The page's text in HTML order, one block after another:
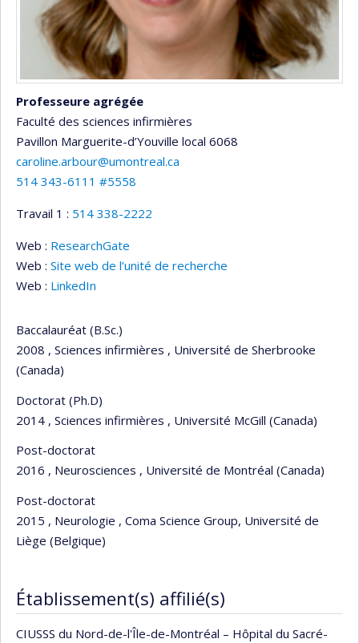
Professeure agrégée
Faculté des sciences infirmières
Pavillon Marguerite-d’Youville local 6068
caroline.arbour@umontreal.ca
514 343-6111 #5558
Travail 1 : 514 338-2222
Web : ResearchGate
Web : Site web de l’unité de recherche
Web : LinkedIn
Baccalauréat (B.Sc.)
2008 , Sciences infirmières , Université de Sherbrooke
(Canada)
Doctorat (Ph.D)
2014 , Sciences infirmières , Université McGill (Canada)
Post-doctorat
2016 , Neurosciences , Université de Montréal (Canada)
Post-doctorat
2015 , Neurologie , Coma Science Group, Université de
Liège (Belgique)
Établissement(s) affilié(s)
CIUSSS du Nord-de-l'Île-de-Montréal – Hôpital du Sacré-